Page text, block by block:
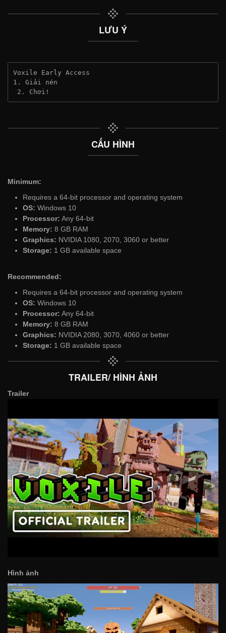
LƯU Ý
Voxile Early Access
1. Giải nén
2. Chơi!
CẤU HÌNH
Minimum:
Requires a 64-bit processor and operating system
OS: Windows 10
Processor: Any 64-bit
Memory: 8 GB RAM
Graphics: NVIDIA 1080, 2070, 3060 or better
Storage: 1 GB available space
Recommended:
Requires a 64-bit processor and operating system
OS: Windows 10
Processor: Any 64-bit
Memory: 8 GB RAM
Graphics: NVIDIA 2080, 3070, 4060 or better
Storage: 1 GB available space
TRAILER/ HÌNH ẢNH
Trailer
Hình ảnh